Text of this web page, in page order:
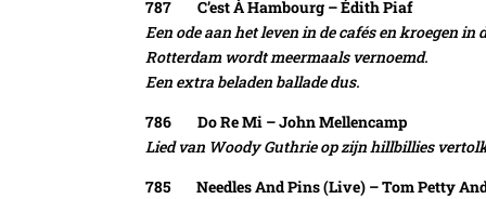
787 C’est À Hambourg – Édith Piaf
Een ode aan het leven in de cafés en kroegen in
Rotterdam wordt meermaals vernoemd.
Een extra beladen ballade dus.
786 Do Re Mi – John Mellencamp
Lied van Woody Guthrie op zijn hillbillies
785 Needles And Pins (Live) – Tom Petty